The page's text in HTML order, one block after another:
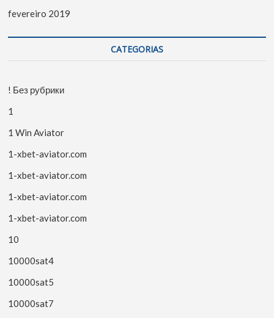
fevereiro 2019
CATEGORIAS
! Без рубрики
1
1 Win Aviator
1-xbet-aviator.com
1-xbet-aviator.com
1-xbet-aviator.com
1-xbet-aviator.com
10
10000sat4
10000sat5
10000sat7